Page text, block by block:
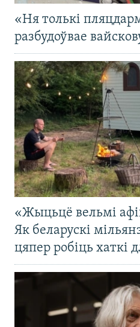
«Ня толькі
разбудоўвае
«Жыцьцё вельмі
Як беларускі
цяпер робіць хаткі